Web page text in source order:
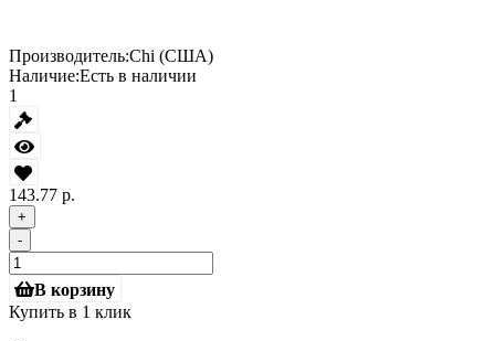
Производитель:Chi (США)
Наличие:Есть в наличии
1
143.77 р.
+
-
В корзину
Купить в 1 клик